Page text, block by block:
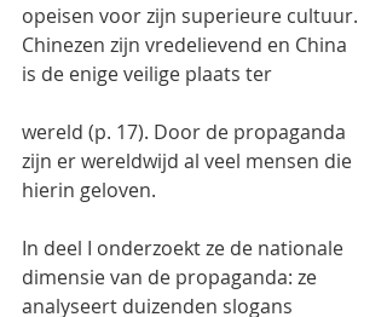
opeisen voor zijn superieure cultuur.
Chinezen zijn vredelievend en China
is de enige veilige plaats ter
wereld (p. 17). Door de propaganda
zijn er wereldwijd al veel mensen die
hierin geloven.
In deel I onderzoekt ze de nationale
dimensie van de propaganda: ze
analyseert duizenden slogans